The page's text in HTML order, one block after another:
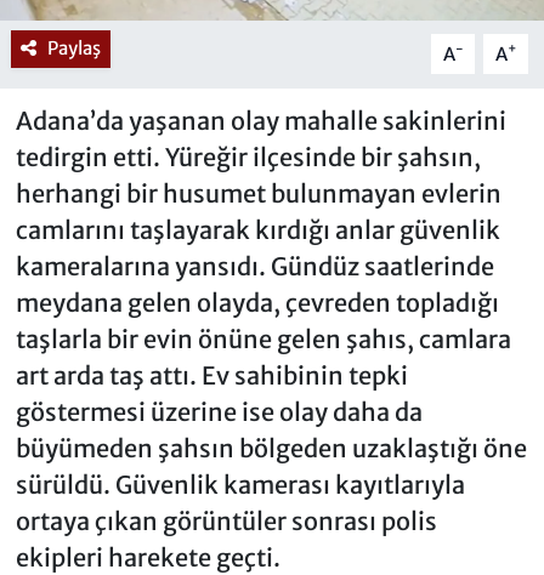
Paylaş A- A+
Adana’da yaşanan olay mahalle sakinlerini
tedirgin etti. Yüreğir ilçesinde bir şahsın,
herhangi bir husumet bulunmayan evlerin
camlarını taşlayarak kırdığı anlar güvenlik
kameralarına yansıdı. Gündüz saatlerinde
meydana gelen olayda, çevreden topladığı
taşlarla bir evin önüne gelen şahıs, camlara
art arda taş attı. Ev sahibinin tepki
göstermesi üzerine ise olay daha da
büyümeden şahsın bölgeden uzaklaştığı öne
sürüldü. Güvenlik kamerası kayıtlarıyla
ortaya çıkan görüntüler sonrası polis
ekipleri harekete geçti.